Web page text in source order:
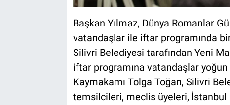
Başkan Yılmaz, Dünya Romanlar
vatandaşlar ile iftar programında
Silivri Belediyesi tarafından Yeni
iftar programına vatandaşlar
Kaymakamı Tolga Toğan, Silivri
temsilcileri, meclis üyeleri, İstanbul